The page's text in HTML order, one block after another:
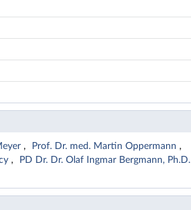
Prof. Dr. med. Martin Oppermann
PD Dr. Dr. Olaf Ingmar Bergmann, Ph.D.